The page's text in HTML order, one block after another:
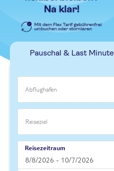
Pauschal & Last Minute
Reisezeitraum